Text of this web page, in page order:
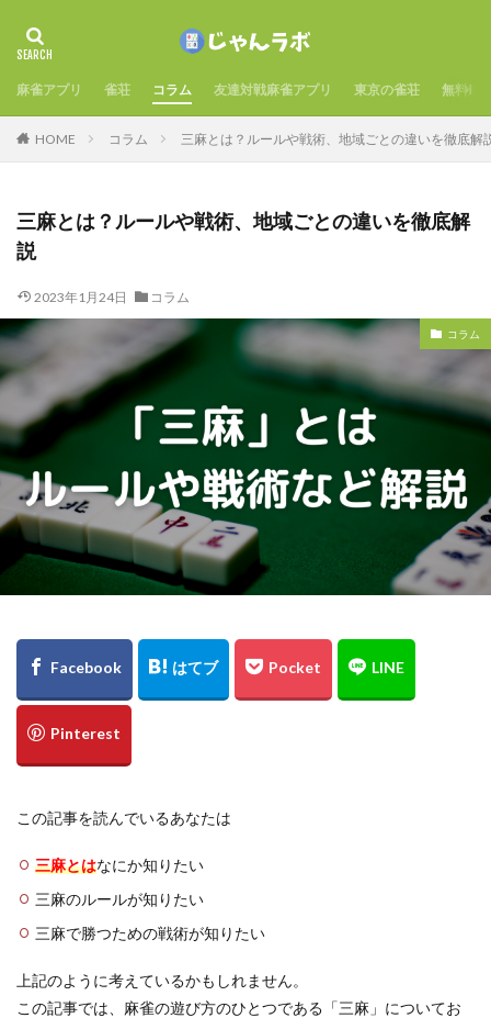
麻雀アプリ 雀荘 コラム 友達対戦麻雀アプリ 東京の雀荘 無料麻
HOME コラム 三麻とは？ルールや戦術、地域ごとの違いを徹底解
三麻とは？ルールや戦術、地域ごとの違いを徹底解
説
2023年1月24日 コラム
コラム
この記事を読んでいるあなたは
三麻とはなにか知りたい
三麻のルールが知りたい
三麻で勝つための戦術が知りたい
上記のように考えているかもしれません。
この記事では、麻雀の遊び方のひとつである「三麻」についてお